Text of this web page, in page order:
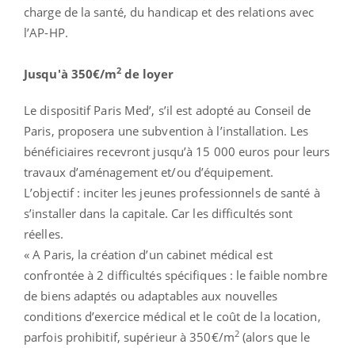
charge de la santé, du handicap et des relations avec
l’AP-HP.
Jusqu'à 350€/m2 de loyer
Le dispositif Paris Med’, s’il est adopté au Conseil de
Paris, proposera une subvention à l’installation. Les
bénéficiaires recevront jusqu’à 15 000 euros pour leurs
travaux d’aménagement et/ou d’équipement.
L’objectif : inciter les jeunes professionnels de santé à
s’installer dans la capitale. Car les difficultés sont
réelles.
« A Paris, la création d’un cabinet médical est
confrontée à 2 difficultés spécifiques : le faible nombre
de biens adaptés ou adaptables aux nouvelles
conditions d’exercice médical et le coût de la location,
parfois prohibitif, supérieur à 350€/m2(alors que le